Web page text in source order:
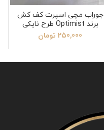
جوراب مچی اسپرت کف کش
برند Optimist طرح نایکی
250,000 تومان